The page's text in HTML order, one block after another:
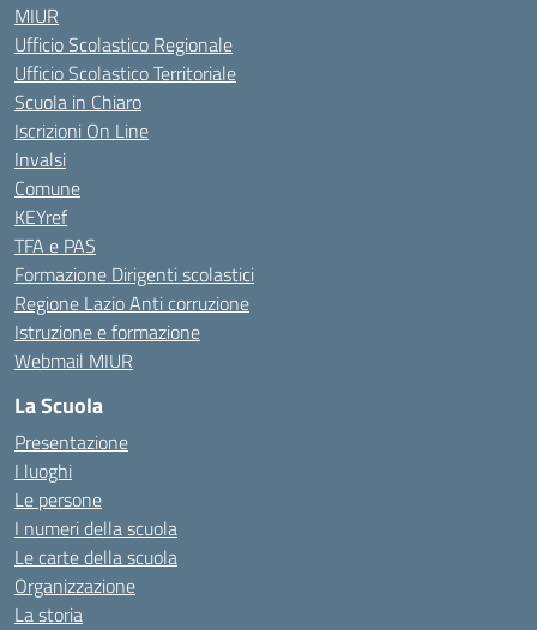
MIUR
Ufficio Scolastico Regionale
Ufficio Scolastico Territoriale
Scuola in Chiaro
Iscrizioni On Line
Invalsi
Comune
KEYref
TFA e PAS
Formazione Dirigenti scolastici
Regione Lazio Anti corruzione
Istruzione e formazione
Webmail MIUR
La Scuola
Presentazione
I luoghi
Le persone
I numeri della scuola
Le carte della scuola
Organizzazione
La storia